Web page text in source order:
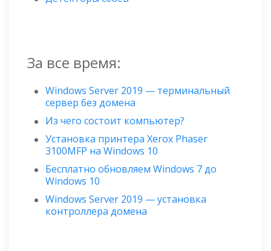
За все время:
Windows Server 2019 — терминальный
сервер без домена
Из чего состоит компьютер?
Установка принтера Xerox Phaser
3100MFP на Windows 10
Бесплатно обновляем Windows 7 до
Windows 10
Windows Server 2019 — установка
контроллера домена